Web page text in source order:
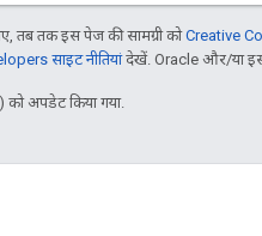
तब तक इस पेज की सामग्री कोCreative
साइट नीतियांदेखें. Oracle और/या
को अपडेट किया गया.